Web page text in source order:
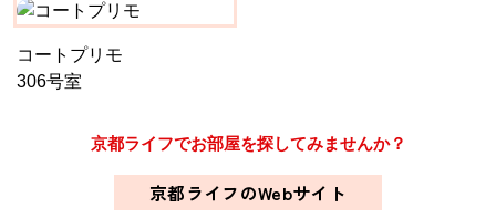
コートプリモ
306号室
京都ライフでお部屋を探してみませんか？
京都ライフのWebサイト